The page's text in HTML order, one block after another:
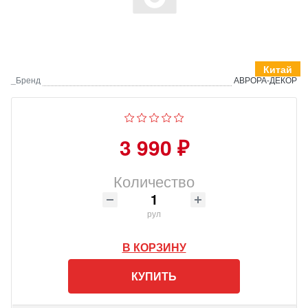
Китай
_Бренд АВРОРА-ДЕКОР
3 990 ₽
Количество
рул
В КОРЗИНУ
КУПИТЬ